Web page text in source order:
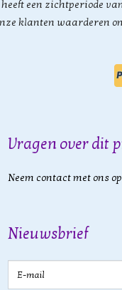
heeft een zichtperiode
klanten waarderen
Vragen over dit
Neem contact met ons
Nieuwsbrief
mail